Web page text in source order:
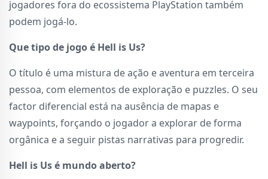
jogadores fora do ecossistema PlayStation também
podem jogá-lo.
Que tipo de jogo é Hell is Us?
O título é uma mistura de ação e aventura em terceira
pessoa, com elementos de exploração e puzzles. O seu
factor diferencial está na ausência de mapas e
waypoints, forçando o jogador a explorar de forma
orgânica e a seguir pistas narrativas para progredir.
Hell is Us é mundo aberto?